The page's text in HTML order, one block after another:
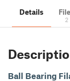
Details
2
Ball Bearing